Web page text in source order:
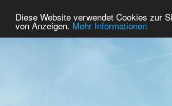
Diese Website verwendet Cookies zur
von Anzeigen. Mehr Informationen
Home Premium